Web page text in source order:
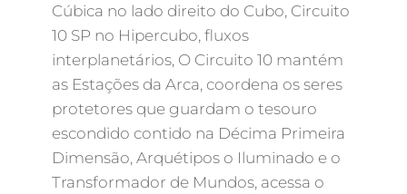
Cúbica no lado direito do Cubo, Circuito
10 SP no Hipercubo, fluxos
interplanetários, O Circuito 10 mantém
as Estações da Arca, coordena os seres
protetores que guardam o tesouro
escondido contido na Décima Primeira
Dimensão, Arquétipos o Iluminado e o
Transformador de Mundos, acessa o